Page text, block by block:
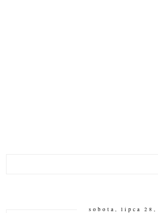
sobota, lipca 28,